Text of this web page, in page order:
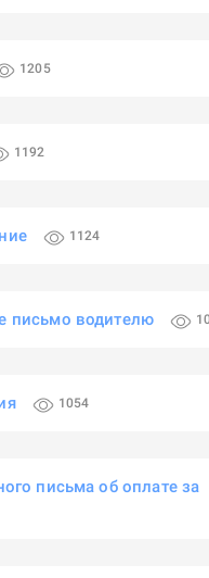
1205
1192
1124
письмо водителю
1054
письма об оплате за